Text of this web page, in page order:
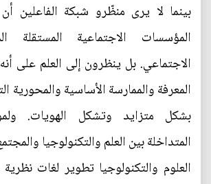
بينما لا يرى منظّرو شبكة الفاعلين
المؤسسات الاجتماعية المستقلة
الاجتماعي. بل ينظرون إلى العلم على
المعرفة والممارسة الأساسية والمحورية
بشكل متزايد وتشكل الهويات.
المتداخلة بين العلم والتكنولوجيا
العلوم والتكنولوجيا تطوير لغات